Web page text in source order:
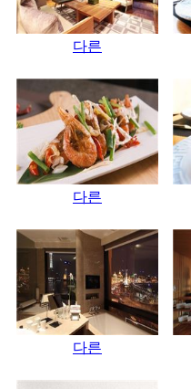
다른
다른
다른